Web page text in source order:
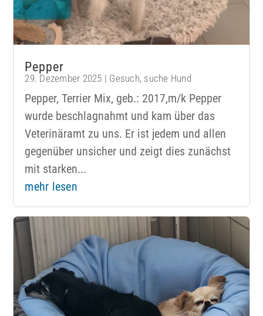
Pepper
29. Dezember 2025 | Gesuch, suche Hund
Pepper, Terrier Mix, geb.: 2017,m/k Pepper
wurde beschlagnahmt und kam über das
Veterinäramt zu uns. Er ist jedem und allen
gegenüber unsicher und zeigt dies zunächst
mit starken...
mehr lesen